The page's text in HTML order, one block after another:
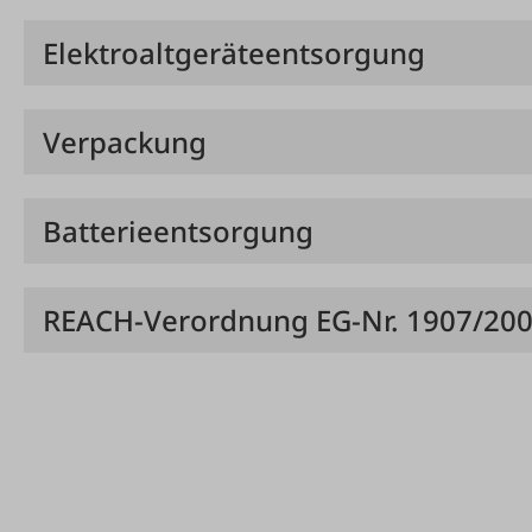
Elektroaltgeräteentsorgung
Verpackung
Batterieentsorgung
REACH-Verordnung EG-Nr. 1907/